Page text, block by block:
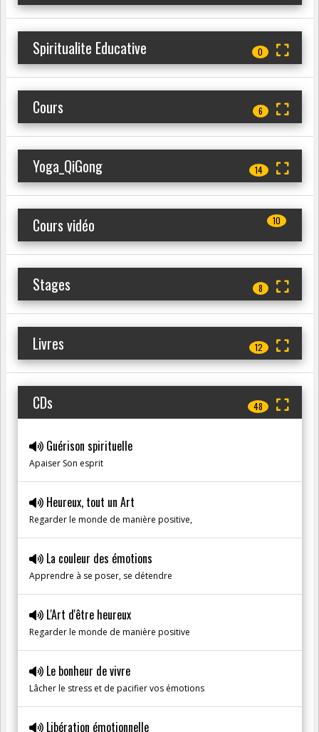
Spiritualite Educative 0
Cours 6
Yoga_QiGong 14
Cours vidéo 10
Stages 8
Livres 12
CDs 48
Guérison spirituelle
Apaiser Son esprit
Heureux, tout un Art
Regarder le monde de manière positive,
La couleur des émotions
Apprendre à se poser, se détendre
L'Art d'être heureux
Regarder le monde de manière positive
Le bonheur de vivre
Lâcher le stress et de pacifier vos émotions
Libération émotionnelle